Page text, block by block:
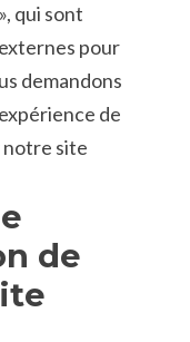
qui sont
pour
demandons
de
notre site
de